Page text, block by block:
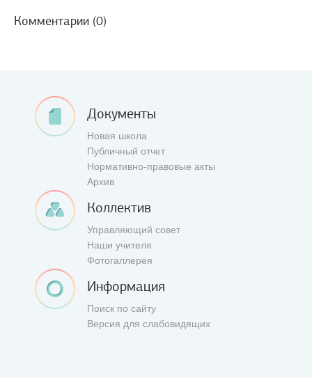
Комментарии (0)
Документы
Новая школа
Публичный отчет
Нормативно-правовые акты
Архив
Коллектив
Управляющий совет
Наши учителя
Фотогаллерея
Информация
Поиск по сайту
Версия для слабовидящих